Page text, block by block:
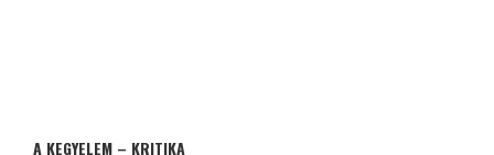
A KEGYELEM – KRITIKA